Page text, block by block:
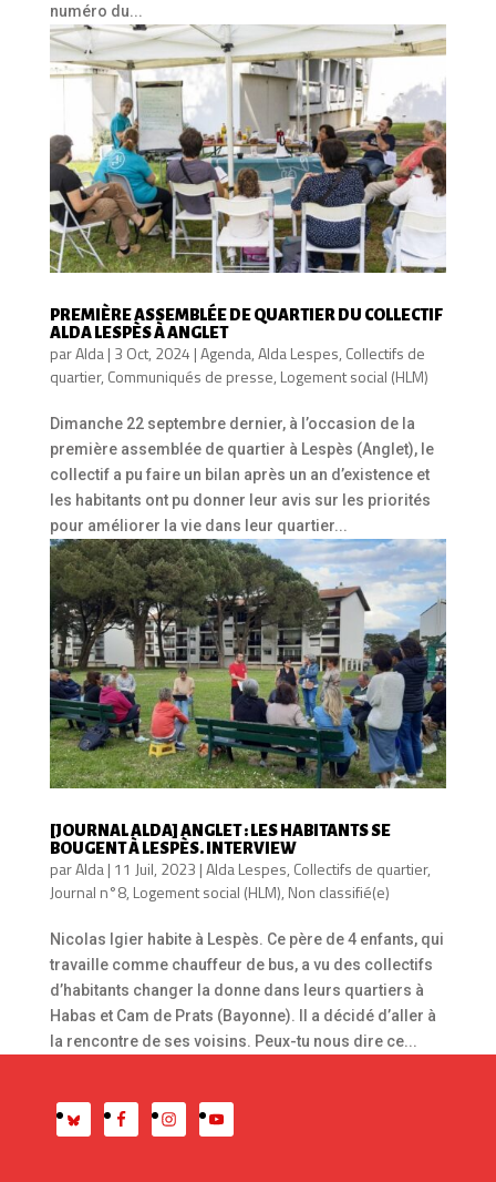
numéro du...
PREMIÈRE ASSEMBLÉE DE QUARTIER DU COLLECTIF
ALDA LESPÈS À ANGLET
parAlda| 3 Oct, 2024 |Agenda,Alda Lespes, Collectifs de
quartier, Communiqués de presse, Logement social (HLM)
Dimanche 22 septembre dernier, à l’occasion de la
première assemblée de quartier à Lespès (Anglet), le
collectif a pu faire un bilan après un an d’existence et
les habitants ont pu donner leur avis sur les priorités
pour améliorer la vie dans leur quartier...
[JOURNAL ALDA] ANGLET : LES HABITANTS SE
BOUGENT À LESPÈS. INTERVIEW
parAlda| 11 Juil, 2023 |Alda Lespes, Collectifs de quartier,
Journal n°8, Logement social (HLM), Non classifié(e)
Nicolas Igier habite à Lespès. Ce père de 4 enfants, qui
travaille comme chauffeur de bus, a vu des collectifs
d’habitants changer la donne dans leurs quartiers à
Habas et Cam de Prats (Bayonne). Il a décidé d’aller à
la rencontre de ses voisins. Peux-tu nous dire ce...